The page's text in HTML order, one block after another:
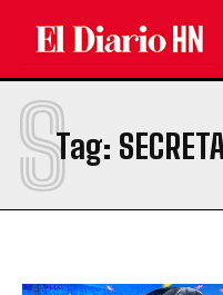
Tag:
S